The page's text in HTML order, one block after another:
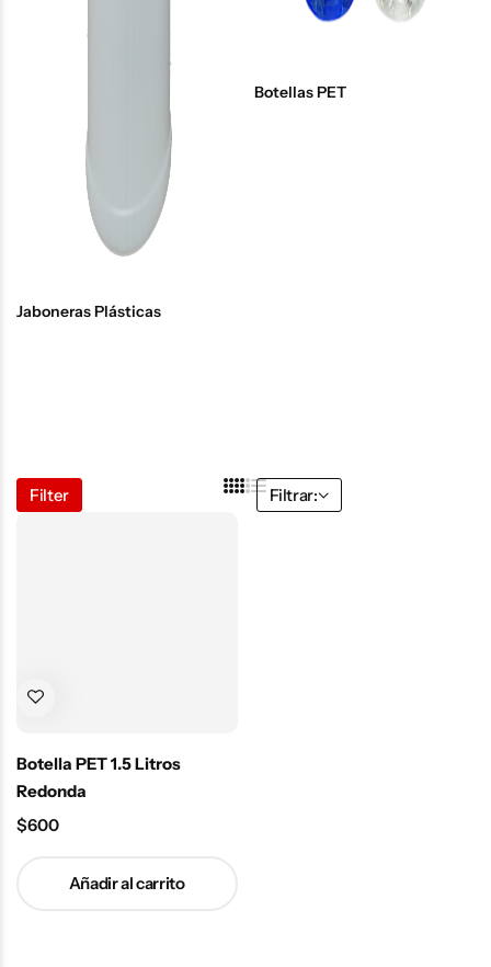
Jaboneras Plásticas
Botellas PET
Filter Filtrar:
Botella PET 1.5 Litros
Redonda
$600
Añadir al carrito